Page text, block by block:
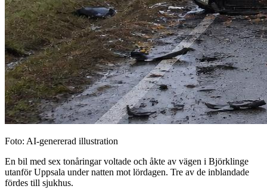
Foto: AI-genererad illustration
En bil med sex tonåringar voltade och åkte av vägen i Björklinge
utanför Uppsala under natten mot lördagen. Tre av de inblandade
fördes till sjukhus.